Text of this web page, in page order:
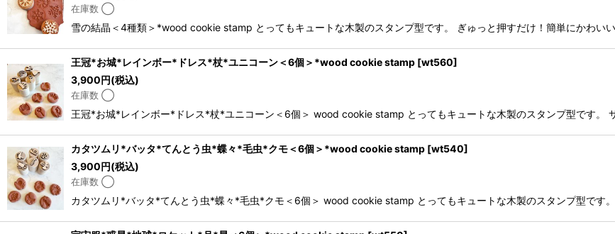
在庫数 ◯
雪の結晶＜4種類＞*wood cookie stamp とってもキュートな木製のスタンプ型です。 ぎゅっと押すだけ！簡単にかわい
王冠*お城*レインボー*ドレス*杖*ユニコーン＜6個＞*wood cookie stamp [wt560]
3,900円(税込)
在庫数 ◯
王冠*お城*レインボー*ドレス*杖*ユニコーン＜6個＞ wood cookie stamp とってもキュートな木製のスタンプ型です。
カタツムリ*バッタ*てんとう虫*蝶々*毛虫*クモ＜6個＞*wood cookie stamp [wt540]
3,900円(税込)
在庫数 ◯
カタツムリ*バッタ*てんとう虫*蝶々*毛虫*クモ＜6個＞ wood cookie stamp とってもキュートな木製のスタンプ型です